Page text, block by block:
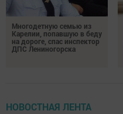
Многодетную семью из
Карелии, попавшую в беду
на дороге, спас инспектор
ДПС Лениногорска
НОВОСТНАЯ ЛЕНТА